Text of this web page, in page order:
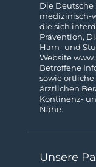
Die Deutsche
medizinisch-
die sich
Prävention,
Harn- und
Website
Betroffene
sowie örtliche
ärztlichen
Kontinenz-
Nähe.
Unsere